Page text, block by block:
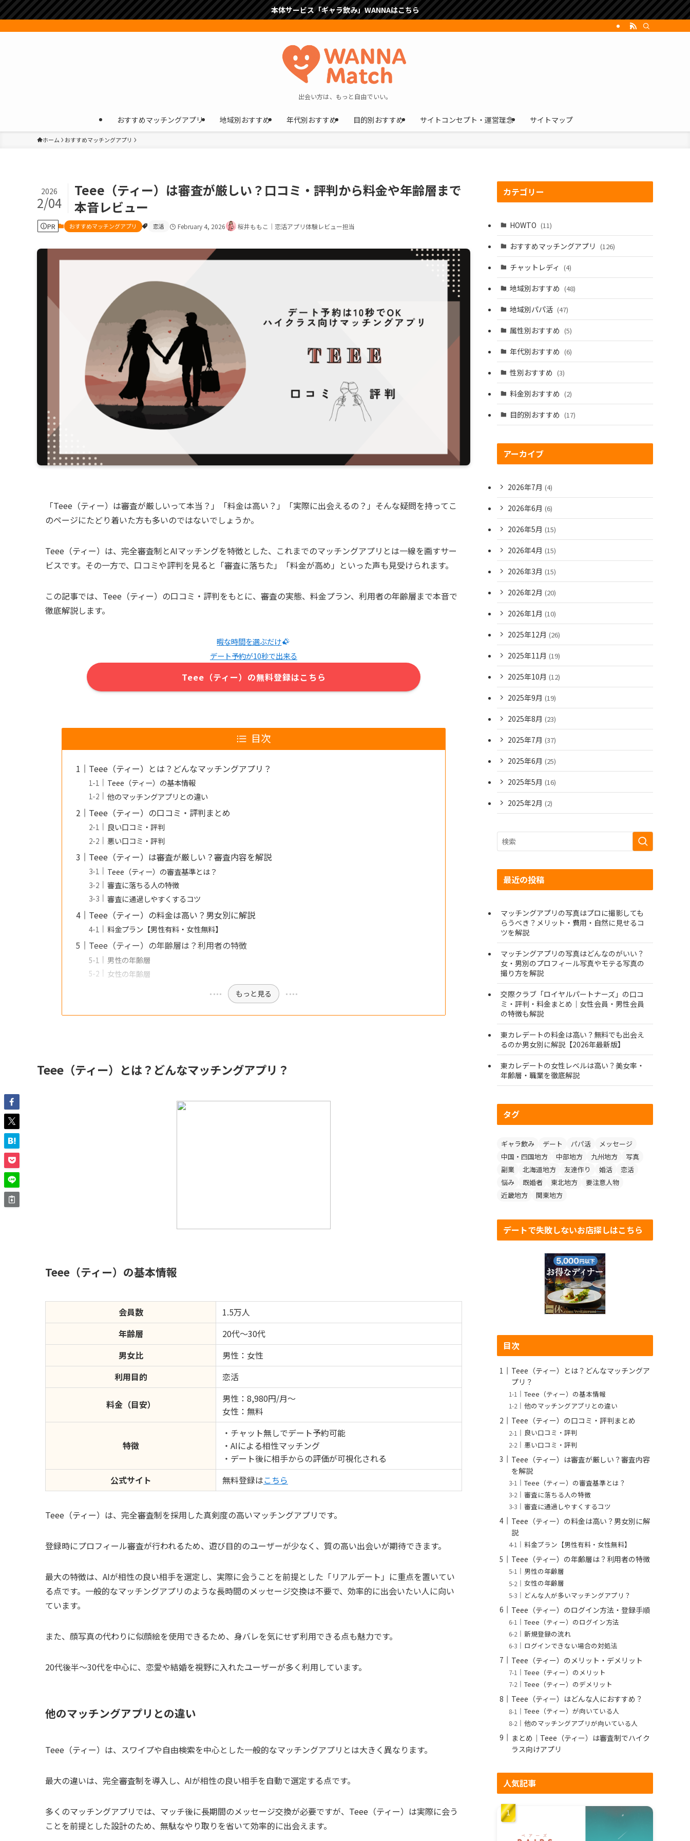
本体サービス「ギャラ飲み」WANNAはこちら
出会い方は、もっと自由でいい。
おすすめマッチングアプリ 地域別おすすめ 年代別おすすめ 目的別おすすめ サイトコンセプト・運営理念 サイトマップ
ホーム おすすめマッチングアプリ
Teee（ティー）は審査が厳しい？口コミ・評判から料金や年齢層まで
本音レビュー
2026
2/04
PR おすすめマッチングアプリ 恋活 February 4, 2026 桜井ももこ｜恋活アプリ体験レビュー担当
「Teee（ティー）は審査が厳しいって本当？」「料金は高い？」「実際に出会えるの？」そんな疑問を持ってこ
のページにたどり着いた方も多いのではないでしょうか。
Teee（ティー）は、完全審査制とAIマッチングを特徴とした、これまでのマッチングアプリとは一線を画すサー
ビスです。その一方で、口コミや評判を見ると「審査に落ちた」「料金が高め」といった声も見受けられます。
この記事では、Teee（ティー）の口コミ・評判をもとに、審査の実態、料金プラン、利用者の年齢層まで本音で
徹底解説します。
暇な時間を選ぶだけ
デート予約が10秒で出来る
Teee（ティー）の無料登録はこちら
目次
Teee（ティー）とは？どんなマッチングアプリ？
Teee（ティー）の基本情報
他のマッチングアプリとの違い
Teee（ティー）の口コミ・評判まとめ
良い口コミ・評判
悪い口コミ・評判
Teee（ティー）は審査が厳しい？審査内容を解説
Teee（ティー）の審査基準とは？
審査に落ちる人の特徴
審査に通過しやすくするコツ
Teee（ティー）の料金は高い？男女別に解説
料金プラン【男性有料・女性無料】
Teee（ティー）の年齢層は？利用者の特徴
男性の年齢層
女性の年齢層
もっと見る
Teee（ティー）とは？どんなマッチングアプリ？
Teee（ティー）の基本情報
会員数
1.5万人
年齢層
20代～30代
男女比
男性：女性
利用目的
恋活
料金（目安）
男性：8,980円/月～
女性：無料
特徴
・チャット無しでデート予約可能
・AIによる相性マッチング
・デート後に相手からの評価が可視化される
公式サイト
無料登録はこちら
Teee（ティー）は、完全審査制を採用した真剣度の高いマッチングアプリです。
登録時にプロフィール審査が行われるため、遊び目的のユーザーが少なく、質の高い出会いが期待できます。
最大の特徴は、AIが相性の良い相手を選定し、実際に会うことを前提とした「リアルデート」に重点を置いてい
る点です。一般的なマッチングアプリのような長時間のメッセージ交換は不要で、効率的に出会いたい人に向い
ています。
また、顔写真の代わりに似顔絵を使用できるため、身バレを気にせず利用できる点も魅力です。
20代後半〜30代を中心に、恋愛や結婚を視野に入れたユーザーが多く利用しています。
他のマッチングアプリとの違い
Teee（ティー）は、スワイプや自由検索を中心とした一般的なマッチングアプリとは大きく異なります。
最大の違いは、完全審査制を導入し、AIが相性の良い相手を自動で選定する点です。
多くのマッチングアプリでは、マッチ後に長期間のメッセージ交換が必要ですが、Teee（ティー）は実際に会う
ことを前提とした設計のため、無駄なやり取りを省いて効率的に出会えます。
カテゴリー
HOWTO (11)
おすすめマッチングアプリ (126)
チャットレディ (4)
地域別おすすめ (48)
地域別パパ活 (47)
属性別おすすめ (5)
年代別おすすめ (6)
性別おすすめ (3)
料金別おすすめ (2)
目的別おすすめ (17)
アーカイブ
2026年7月 (4)
2026年6月 (6)
2026年5月 (15)
2026年4月 (15)
2026年3月 (15)
2026年2月 (20)
2026年1月 (10)
2025年12月 (26)
2025年11月 (19)
2025年10月 (12)
2025年9月 (19)
2025年8月 (23)
2025年7月 (37)
2025年6月 (25)
2025年5月 (16)
2025年2月 (2)
最近の投稿
マッチングアプリの写真はプロに撮影しても
らうべき？メリット・費用・自然に見せるコ
ツを解説
マッチングアプリの写真はどんなのがいい？
女・男別のプロフィール写真やモテる写真の
撮り方を解説
交際クラブ「ロイヤルパートナーズ」の口コ
ミ・評判・料金まとめ｜女性会員・男性会員
の特徴も解説
東カレデートの料金は高い？無料でも出会え
るのか男女別に解説【2026年最新版】
東カレデートの女性レベルは高い？美女率・
年齢層・職業を徹底解説
タグ
ギャラ飲み デート パパ活
メッセージ
中国・四国地方
中部地方 九州地方
写真
副業
北海道地方 友達作り 婚活
恋活
悩み
既婚者 東北地方
要注意人物
近畿地方
関東地方
デートで失敗しないお店探しはこちら
目次
Teee（ティー）とは？どんなマッチングア
プリ？
Teee（ティー）の基本情報
他のマッチングアプリとの違い
Teee（ティー）の口コミ・評判まとめ
良い口コミ・評判
悪い口コミ・評判
Teee（ティー）は審査が厳しい？審査内容
を解説
Teee（ティー）の審査基準とは？
審査に落ちる人の特徴
審査に通過しやすくするコツ
Teee（ティー）の料金は高い？男女別に解
説
料金プラン【男性有料・女性無料】
Teee（ティー）の年齢層は？利用者の特徴
男性の年齢層
女性の年齢層
どんな人が多いマッチングアプリ？
Teee（ティー）のログイン方法・登録手順
Teee（ティー）のログイン方法
新規登録の流れ
ログインできない場合の対処法
Teee（ティー）のメリット・デメリット
Teee（ティー）のメリット
Teee（ティー）のデメリット
Teee（ティー）はどんな人におすすめ？
Teee（ティー）が向いている人
他のマッチングアプリが向いている人
まとめ｜Teee（ティー）は審査制でハイク
ラス向けアプリ
人気記事